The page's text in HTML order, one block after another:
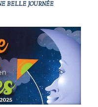
BELLE JOURNÉE